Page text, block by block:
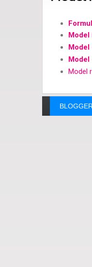
Model
Model
Model
Model